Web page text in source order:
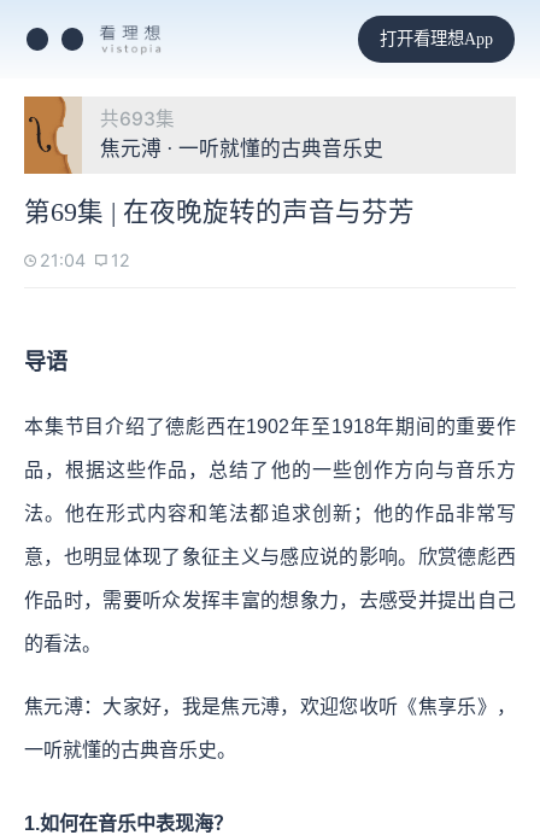
打开看理想App
共693集
焦元溥 · 一听就懂的古典音乐史
第69集 | 在夜晚旋转的声音与芬芳
21:04 12
导语
本集节目介绍了德彪西在1902年至1918年期间的重要作
品，根据这些作品，总结了他的一些创作方向与音乐方
法。他在形式内容和笔法都追求创新；他的作品非常写
意，也明显体现了象征主义与感应说的影响。欣赏德彪西
作品时，需要听众发挥丰富的想象力，去感受并提出自己
的看法。
焦元溥：大家好，我是焦元溥，欢迎您收听《焦享乐》，
一听就懂的古典音乐史。
1.如何在音乐中表现海？